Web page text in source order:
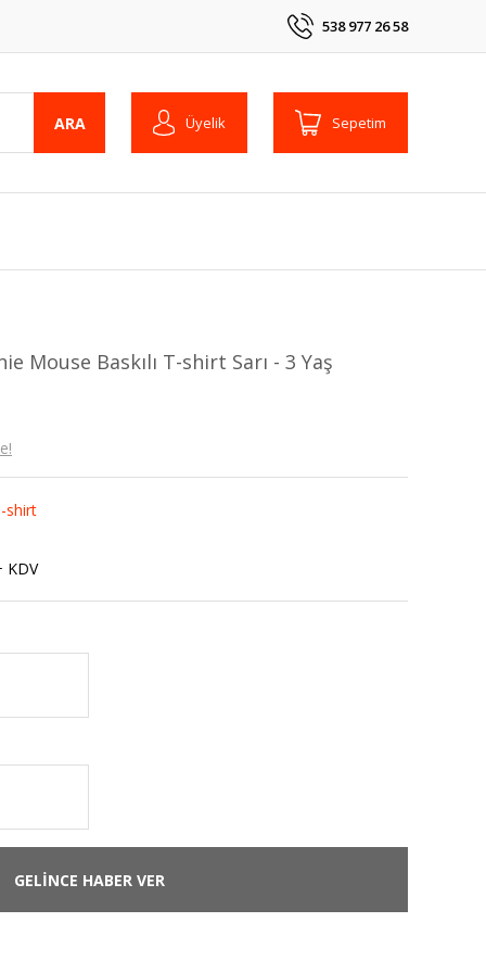
538 977 26 58
ARA Üyelik Sepetim
Mouse Baskılı T-shirt Sarı - 3 Yaş
shirt
KDV
GELİNCE HABER VER